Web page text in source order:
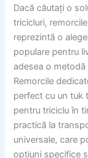
Dacă căutați o
tricicluri,
reprezintă o
populare pentru
adesea o
Remorcile
perfect cu un tuk
pentru triciclu în
practică la
universale, care
opțiuni specifice